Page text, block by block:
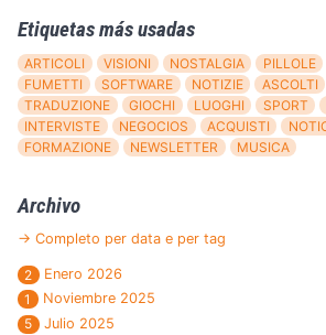
Etiquetas más usadas
ARTICOLI VISIONI NOSTALGIA PILLOLE
FUMETTI
SOFTWARE NOTIZIE ASCOLTI
TRADUZIONE
GIOCHI LUOGHI SPORT
INTERVISTE
NEGOCIOS ACQUISTI
FORMAZIONE
NEWSLETTER MUSICA
Archivo
→ Completo per data e per tag
2
Enero 2026
1
Noviembre 2025
5
Julio 2025